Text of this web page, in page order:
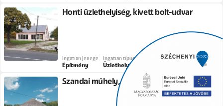
Honti üzlethelyiség, kivett bolt-udvar
Ingatlan jellege
Építmény
Ingatlan típusa
Üzlethelyiség
Szandai műhely, Jókai utca